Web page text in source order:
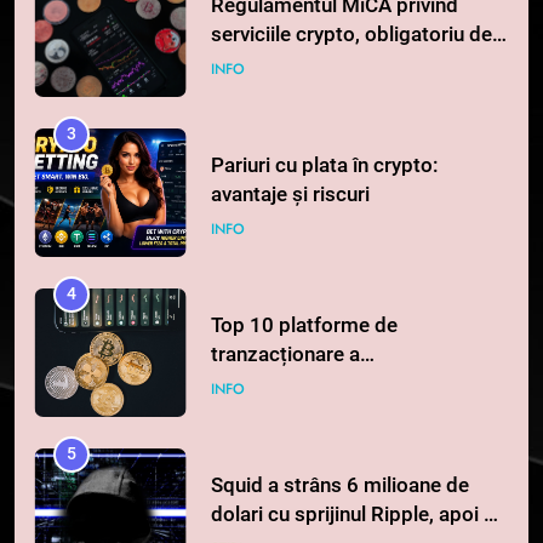
Regulamentul MiCA privind
serviciile crypto, obligatoriu de
la 1 iulie în România
INFO
3
Pariuri cu plata în crypto:
avantaje și riscuri
INFO
4
Top 10 platforme de
tranzacționare a
criptomonedelor în 2026
INFO
5
Squid a strâns 6 milioane de
dolari cu sprijinul Ripple, apoi a